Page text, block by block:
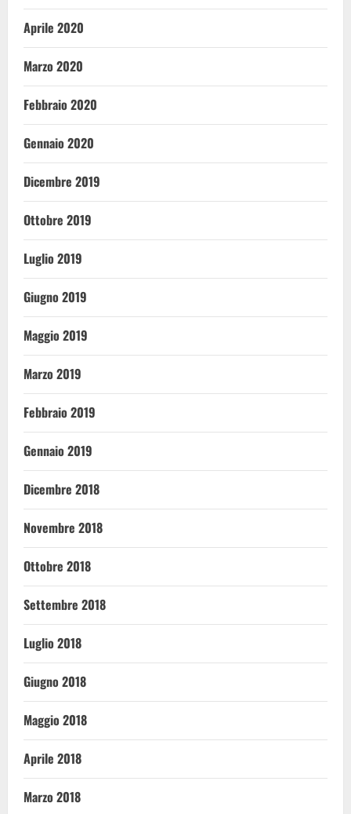
Aprile 2020
Marzo 2020
Febbraio 2020
Gennaio 2020
Dicembre 2019
Ottobre 2019
Luglio 2019
Giugno 2019
Maggio 2019
Marzo 2019
Febbraio 2019
Gennaio 2019
Dicembre 2018
Novembre 2018
Ottobre 2018
Settembre 2018
Luglio 2018
Giugno 2018
Maggio 2018
Aprile 2018
Marzo 2018